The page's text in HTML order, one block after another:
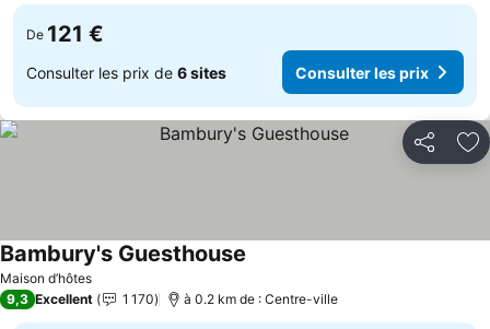
De 121 €
Consulter les prix de 6 sites Consulter les prix
Partager
Maison d’hôtes
Bambury's Guesthouse
9,3 Excellent 1 170 à 0.2 km de : Centre-ville